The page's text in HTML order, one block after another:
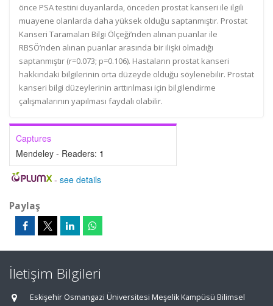
önce PSA testini duyanlarda, önceden prostat kanseri ile ilgili
muayene olanlarda daha yüksek olduğu saptanmıştır. Prostat
Kanseri Taramaları Bilgi Ölçeği’nden alınan puanlar ile
RBSÖ’nden alınan puanlar arasında bir ilişki olmadığı
saptanmıştır (r=0.073; p=0.106). Hastaların prostat kanseri
hakkındaki bilgilerinin orta düzeyde olduğu söylenebilir. Prostat
kanseri bilgi düzeylerinin arttırılması için bilgilendirme
çalışmalarının yapılması faydalı olabilir.
Captures
Mendeley - Readers: 1
- see details
Paylaş
İletişim Bilgileri
Eskişehir Osmangazi Üniversitesi Meşelik Kampüsü Bilimsel